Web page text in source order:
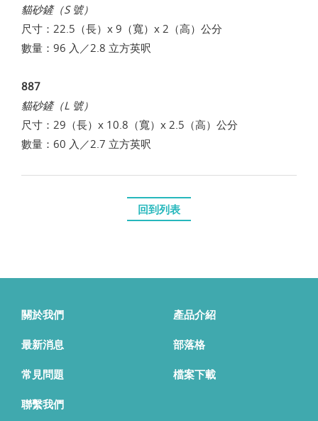
貓砂鏟（S 號）
尺寸：22.5（長）x 9（寬）x 2（高）公分
數量：96 入／2.8 立方英呎
887
貓砂鏟（L 號）
尺寸：29（長）x 10.8（寬）x 2.5（高）公分
數量：60 入／2.7 立方英呎
回到列表
關於我們 產品介紹
最新消息 部落格
常見問題 檔案下載
聯繫我們